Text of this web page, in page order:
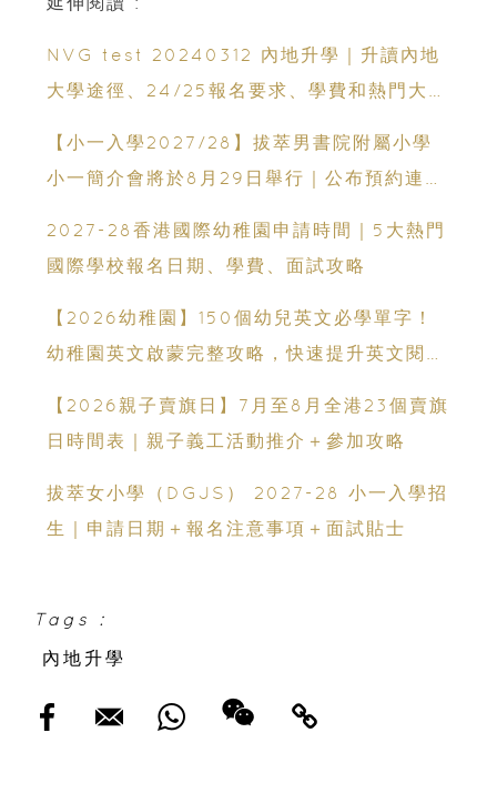
NVG test 20240312 內地升學｜升讀內地
大學途徑、24/25報名要求、學費和熱門大學
【小一入學2027/28】拔萃男書院附屬小學
小一簡介會將於8月29日舉行｜公布預約連結
2027-28香港國際幼稚園申請時間｜5大熱門
國際學校報名日期、學費、面試攻略
【2026幼稚園】150個幼兒英文必學單字！
幼稚園英文啟蒙完整攻略，快速提升英文閱讀
【2026親子賣旗日】7月至8月全港23個賣旗
日時間表｜親子義工活動推介＋參加攻略
拔萃女小學（DGJS） 2027-28 小一入學招
生｜申請日期＋報名注意事項＋面試貼士
Tags :
內地升學